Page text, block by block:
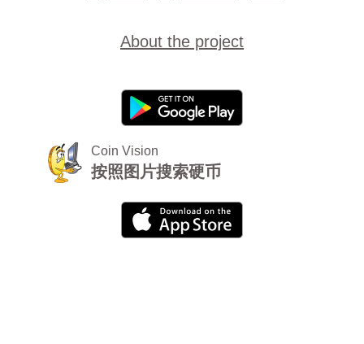
About the project
Coin Vision
按照图片搜索硬币